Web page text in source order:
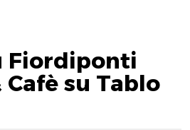
Fiordiponti
Cafè su Tablo